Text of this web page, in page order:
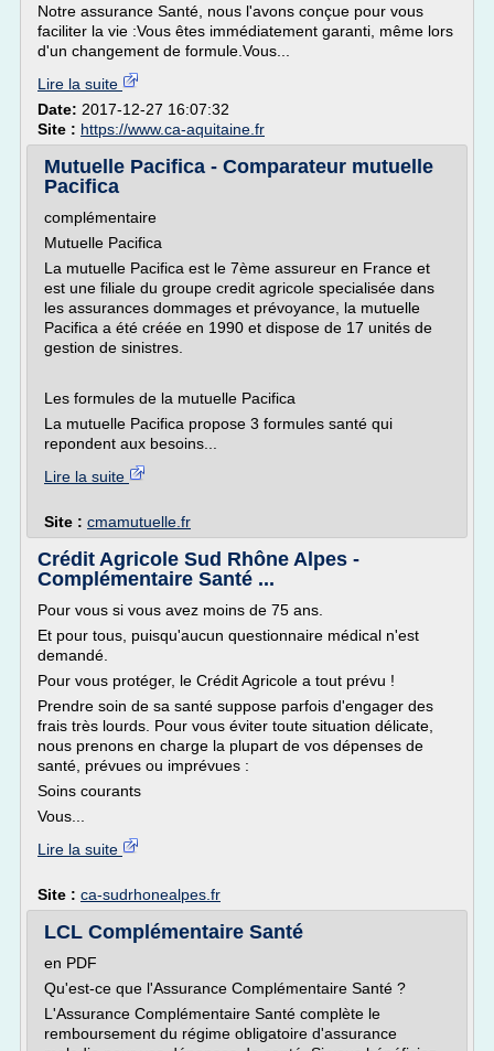
Notre assurance Santé, nous l'avons conçue pour vous
faciliter la vie :Vous êtes immédiatement garanti, même lors
d'un changement de formule.Vous...
Lire la suite
Date: 2017-12-27 16:07:32
Site : https://www.ca-aquitaine.fr
Mutuelle Pacifica - Comparateur mutuelle
Pacifica
complémentaire
Mutuelle Pacifica
La mutuelle Pacifica est le 7ème assureur en France et
est une filiale du groupe credit agricole specialisée dans
les assurances dommages et prévoyance, la mutuelle
Pacifica a été créée en 1990 et dispose de 17 unités de
gestion de sinistres.
Les formules de la mutuelle Pacifica
La mutuelle Pacifica propose 3 formules santé qui
repondent aux besoins...
Lire la suite
Site : cmamutuelle.fr
Crédit Agricole Sud Rhône Alpes -
Complémentaire Santé ...
Pour vous si vous avez moins de 75 ans.
Et pour tous, puisqu'aucun questionnaire médical n'est
demandé.
Pour vous protéger, le Crédit Agricole a tout prévu !
Prendre soin de sa santé suppose parfois d'engager des
frais très lourds. Pour vous éviter toute situation délicate,
nous prenons en charge la plupart de vos dépenses de
santé, prévues ou imprévues :
Soins courants
Vous...
Lire la suite
Site : ca-sudrhonealpes.fr
LCL Complémentaire Santé
en PDF
Qu'est-ce que l'Assurance Complémentaire Santé ?
L'Assurance Complémentaire Santé complète le
remboursement du régime obligatoire d'assurance